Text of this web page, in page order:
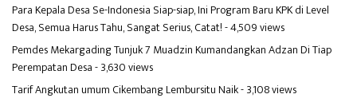
Para Kepala Desa Se-Indonesia Siap-siap, Ini Program Baru KPK di Level
Desa, Semua Harus Tahu, Sangat Serius, Catat!- 4,509 views
Pemdes Mekargading Tunjuk 7 Muadzin Kumandangkan Adzan Di Tiap
Perempatan Desa- 3,630 views
Tarif Angkutan umum Cikembang Lembursitu Naik- 3,108 views